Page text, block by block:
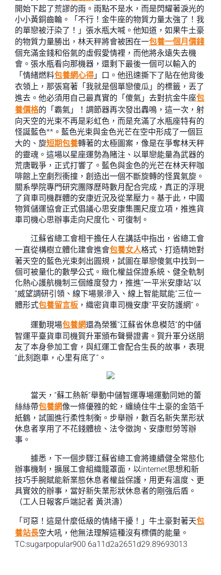
開始下起了荒謬的雨。雨點不是水，而是閃耀著淚光的
小小黃銅齒輪。「不行！金牛座的物質力量太強了！我
的單戀被汙染了！」張水瓶大喊。他知道，如果牛土豪
的物質力量勝出，林天秤將會被困在一包養一個月價錢
個充滿金錢和俗氣的虛假愛情裡，而他將永遠失去機
會。張水瓶看向那機器，還剩下最後一個可以輸入的
「情緒燃料包養網心得 」口。他迅速撕下了貼在他背後
衣領上，那張寫著「我就是個單戀傻瓜」的標籤，丟了
進去。他必須用自己最真實的「傻氣」去對抗金牛座包
養價格的「霸氣」！調節器再次發出轟鳴，這一次，射
向天空的光束不再是彩虹色，而是充滿了水瓶座特有的
怪誕藍色**。藍色光束與金色光芒在空中形成了一個巨
大的、旋短期包養轉著的太極圖案，像是在爭奪林天秤
的靈魂。這場以星座運勢為賭注、以單戀能量為武器的
荒唐戰爭，正式打響了。藍色與金色的光芒在林天秤咖
啡館上空劇烈衝撞，創造出一個不斷旋轉的怪異氣旋。
關系學院專門研究團隊歷時數月配合完成，真正的浮現
了貨車司機群體的安康近況及從業壓力。基于此，中國
物質儲運協會正式倡議心思安康集團尺度立項，推進貨
車司機心思辦事走向尺度化、可復制。
江蘇省總工會相干擔任人在講話中指出，省總工會
一直從構樹立體化建會進會包養女人格式、打造精她對
著天空的藍色光束刺出圓規，試圖在單戀傻氣中找到一
個可被量化的數學公式。緻化權益保證系統、健全軌制
化熱心護航機制三個維度發力，推進“一平米安康站”以
“威望調研引領、線下場景滲入、線上智能賦能”三位一
體形式包養留言板 ，織密貨車司機安康“平安防護網”。
運動現場包養網還為榮獲“江蘇省休息模范”的中儲
智運平臺貨車司機賀升軍頒布聲譽證書。賀升軍分送朋
友了本身參加工會，與紅運工會配合生長的故事，表現
“此刻跑車，心里有底了”。
當天，“蘇工熱新”舉動中儲智運專場運動同她的蕾
絲絲帶包養網像一條優雅的蛇，纏繞住牛土豪的金箔千
紙鶴，試圖進行柔性制衡。步舉辦，數百名新失業形狀
休息者享用了不花錢體檢、法令徵詢、安康慰勞等辦
事。
據悉，下一個步驟江蘇省總工會將連續健全常態化
辦事機制，擴展工會組織籠罩面，以internet思想和新
技巧手腕賦能新業態休息者權益保護，用更有溫度、更
具實效的辦事，當好新失業形狀休息者的剛強后盾。
（工人日報客戶端記者 黃洪濤）
「可惡！這是什麼低級的情緒干擾！」牛土豪對著天包
養站長空大吼，他無法理解這種沒有標價的能量。
TC:sugarpopular900 6a11d2a2651d29.89693013